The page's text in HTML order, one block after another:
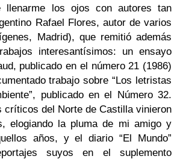
llenarme los ojos con autores tan
Rafael Flores, autor de varios
Madrid), que remitió además
interesantísimos: un ensayo
publicado en el número 21 (1986)
trabajo sobre “Los letristas
publicado en el Número 32.
críticos del Norte de Castilla vinieron
elogiando la pluma de mi amigo y
años, y el diario “El Mundo”
suyos en el suplemento